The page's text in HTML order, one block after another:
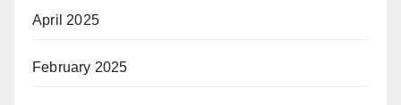
April 2025
February 2025